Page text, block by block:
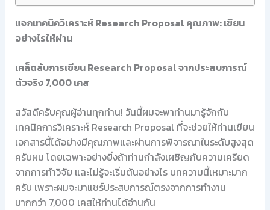
แจกเทคนิควิเคราะห์ Research Proposal คุณภาพ: เขียน
อย่างไรให้ผ่าน
เคล็ดลับการเขียน Research Proposal จากประสบการณ์
ตัวจริง 7,000 เคส
สวัสดีครับคุณผู้อ่านทุกท่าน! วันนี้ผมจะพาท่านมารู้จักกับ
เทคนิคการวิเคราะห์ Research Proposal ที่จะช่วยให้ท่านเขียน
เอกสารนี้ได้อย่างมีคุณภาพและผ่านการพิจารณาในระดับสูงสุด
ครับผม โดยเฉพาะอย่างยิ่งถ้าท่านกำลังเผชิญกับความเครียด
จากการทำวิจัย และไม่รู้จะเริ่มต้นอย่างไร บทความนี้เหมาะมาก
ครับ เพราะผมจะมาแชร์ประสบการณ์ตรงจากการทำงาน
มากกว่า 7,000 เคสให้ท่านได้อ่านกัน